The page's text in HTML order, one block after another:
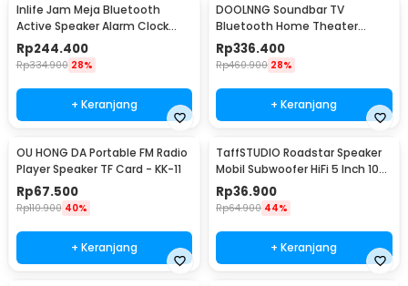
Inlife Jam Meja Bluetooth
Active Speaker Alarm Clock
Radio USB Charge - K11
Rp244.400
Rp334.900 28%
+ Keranjang
DOOLNNG Soundbar TV
Bluetooth Home Theater
Stereo Subwoofer AUX 20W -
BS-28B
Rp336.400
Rp460.900 28%
+ Keranjang
OU HONG DA Portable FM Radio
Player Speaker TF Card - KK-11
Rp67.500
Rp110.900 40%
+ Keranjang
TaffSTUDIO Roadstar Speaker
Mobil Subwoofer HiFi 5 Inch 100
W 1 PCS - VO-502
Rp36.900
Rp64.900 44%
+ Keranjang